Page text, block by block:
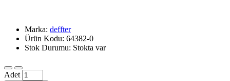
Marka: deffter
Ürün Kodu: 64382-0
Stok Durumu: Stokta var
Adet